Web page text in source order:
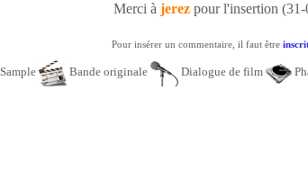
Merci à jerez pour l'insertion
Pour insérer un commentaire, il faut être
Sample Bande originale Dialogue de film